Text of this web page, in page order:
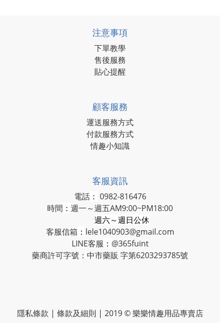
注意事項
下單教學
售後服務
貼心提醒
顧客服務
運送服務方式
付款服務方式
情趣小知識
客服資訊
電話： 0982-816476
時間 ： 週一～週五AM9:00~PM18:00
週六～週日公休
客服信箱 ： lele1040903@gmail.com
LINE客服 ： @365fuint
藥商許可字號：中市藥販 字第6203293785號
隱私條款 | 條款及細則 | 2019 © 樂樂情趣用品專賣店